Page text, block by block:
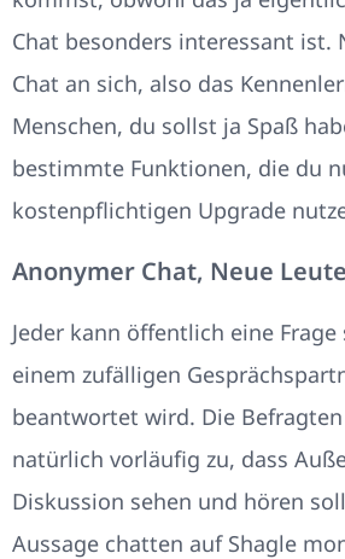
Chat besonders interessant ist.
Chat an sich, also das
Menschen, du sollst ja Spaß
bestimmte Funktionen, die du
kostenpflichtigen Upgrade
Anonymer Chat, Neue
Jeder kann öffentlich eine
einem zufälligen
beantwortet wird. Die
natürlich vorläufig zu, dass
Diskussion sehen und hören
Aussage chatten auf Shagle